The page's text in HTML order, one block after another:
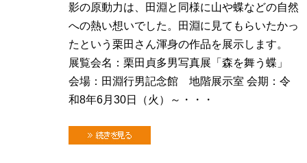
影の原動力は、田淵と同様に山や蝶などの自然
への熱い想いでした。田淵に見てもらいたかっ
たという栗田さん渾身の作品を展示します。
展覧会名：栗田貞多男写真展「森を舞う蝶」
会場：田淵行男記念館 地階展示室 会期：令
和8年6月30日（火）～・・・